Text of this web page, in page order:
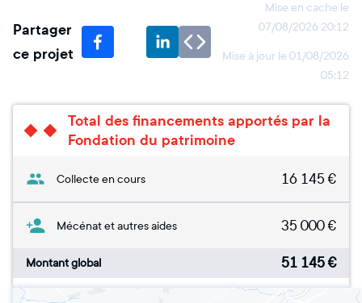
Partager
ce projet
Mise en cache le
07/08/2026 20:12
Mise à jour le 01/08/2026
05:12
Total des financements apportés par la
Fondation du patrimoine
Collecte en cours 16 145 €
Mécénat et autres aides 35 000€
Montant global 51 145€